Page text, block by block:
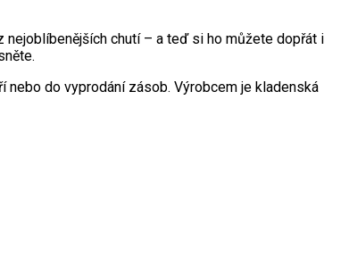
nejoblíbenějších chutí – a teď si ho můžete dopřát i
do vyprodání zásob. Výrobcem je kladenská